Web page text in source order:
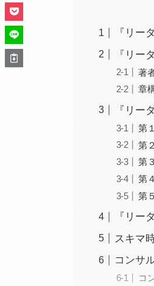
『リー
『リー
著
章
『リー
第
第
第
第
第
『リー
スキマ
コンサ
コ